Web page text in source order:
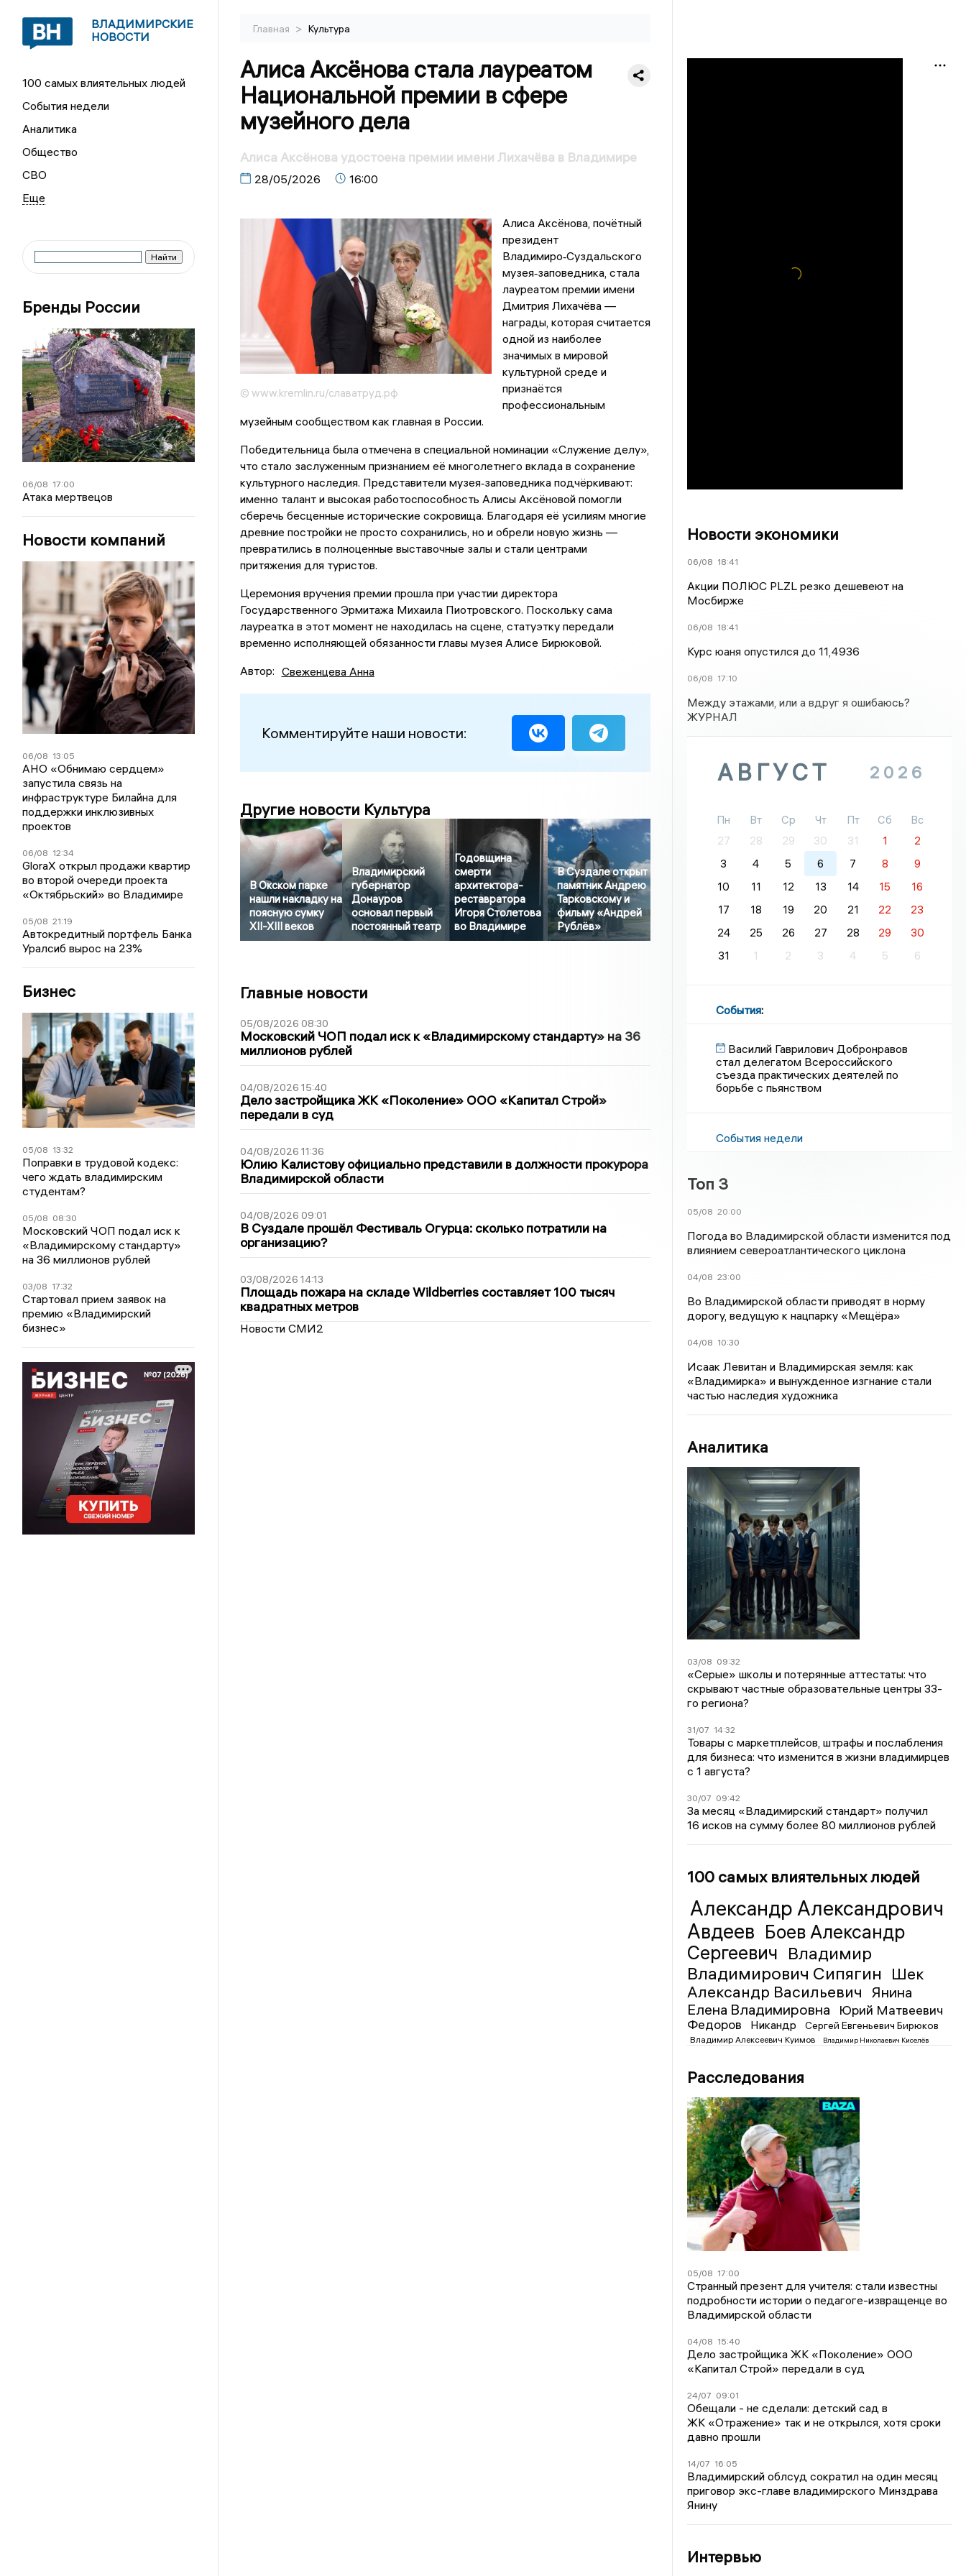
ВЛАДИМИРСКИЕ
НОВОСТИ
100 самых влиятельных людей
События недели
Аналитика
Общество
СВО
Бренды России
06/08 17:00
Атака мертвецов
Новости компаний
06/08 13:05
АНО «Обнимаю сердцем»
запустила связь на
инфраструктуре Билайна для
поддержки инклюзивных
проектов
06/08 12:34
GloraX открыл продажи квартир
во второй очереди проекта
«Октябрьский» во Владимире
05/08 21:19
Автокредитный портфель Банка
Уралсиб вырос на 23%
Бизнес
05/08 13:32
Поправки в трудовой кодекс:
чего ждать владимирским
студентам?
05/08 08:30
Московский ЧОП подал иск к
«Владимирскому стандарту»
на 36 миллионов рублей
03/08 17:32
Стартовал прием заявок на
премию «Владимирский
бизнес»
Главная > Культура
Алиса Аксёнова стала лауреатом
Национальной премии в сфере
музейного дела
Алиса Аксёнова удостоена премии имени Лихачёва в Владимире
28/05/2026 16:00
© www.kremlin.ru/славатруд.рф
Алиса Аксёнова, почётный
президент
Владимиро‑Суздальского
музея‑заповедника, стала
лауреатом премии имени
Дмитрия Лихачёва —
награды, которая считается
одной из наиболее
значимых в мировой
культурной среде и
признаётся
профессиональным
музейным сообществом как главная в России.
Победительница была отмечена в специальной номинации «Служение делу»,
что стало заслуженным признанием её многолетнего вклада в сохранение
культурного наследия. Представители музея‑заповедника подчёркивают:
именно талант и высокая работоспособность Алисы Аксёновой помогли
сберечь бесценные исторические сокровища. Благодаря её усилиям многие
древние постройки не просто сохранились, но и обрели новую жизнь —
превратились в полноценные выставочные залы и стали центрами
притяжения для туристов.
Церемония вручения премии прошла при участии директора
Государственного Эрмитажа Михаила Пиотровского. Поскольку сама
лауреатка в этот момент не находилась на сцене, статуэтку передали
временно исполняющей обязанности главы музея Алисе Бирюковой.
Автор: Свеженцева Анна
Комментируйте наши новости:
Другие новости Культура
В Окском парке
нашли накладку на
поясную сумку
XII-XIII веков
Владимирский
губернатор
Донауров
основал первый
постоянный театр
Годовщина
смерти
архитектора-
реставратора
Игоря Столетова
во Владимире
В Суздале открыт
памятник Андрею
Тарковскому и
фильму «Андрей
Рублёв»
Главные новости
05/08/2026 08:30
Московский ЧОП подал иск к «Владимирскому стандарту» на 36
миллионов рублей
04/08/2026 15:40
Дело застройщика ЖК «Поколение» ООО «Капитал Строй»
передали в суд
04/08/2026 11:36
Юлию Калистову официально представили в должности прокурора
Владимирской области
04/08/2026 09:01
В Суздале прошёл Фестиваль Огурца: сколько потратили на
организацию?
03/08/2026 14:13
Площадь пожара на складе Wildberries составляет 100 тысяч
квадратных метров
Новости СМИ2
Новости экономики
06/08 18:41
Акции ПОЛЮС PLZL резко дешевеют на
Мосбирже
06/08 18:41
Курс юаня опустился до 11,4936
06/08 17:10
Между этажами, или а вдруг я ошибаюсь?
ЖУРНАЛ
АВГУСТ 2026
Пн Вт Ср Чт Пт Сб
Вс
27
28 29 30 31 1
2
3
4 5 6 7 8
9
10
11 12 13 14 15
16
17
18 19 20 21 22
23
24
25 26 27 28 29
30
31
1 2 3 4 5 6
События:
Василий Гаврилович Добронравов
стал делегатом Всероссийского
съезда практических деятелей по
борьбе с пьянством
События недели
Топ 3
05/08 20:00
Погода во Владимирской области изменится под
влиянием североатлантического циклона
04/08 23:00
Во Владимирской области приводят в норму
дорогу, ведущую к нацпарку «Мещёра»
04/08 10:30
Исаак Левитан и Владимирская земля: как
«Владимирка» и вынужденное изгнание стали
частью наследия художника
Аналитика
03/08 09:32
«Серые» школы и потерянные аттестаты: что
скрывают частные образовательные центры 33-
го региона?
31/07 14:32
Товары с маркетплейсов, штрафы и послабления
для бизнеса: что изменится в жизни владимирцев
с 1 августа?
30/07 09:42
За месяц «Владимирский стандарт» получил
16 исков на сумму более 80 миллионов рублей
100 самых влиятельных людей
Александр Александрович
Авдеев Боев Александр
Сергеевич Владимир
Владимирович Сипягин Шек
Александр Васильевич
Янина
Елена Владимировна
Юрий Матвеевич
Федоров
Никандр Сергей Евгеньевич Бирюков
Владимир Алексеевич Куимов Владимир Николаевич Киселёв
Расследования
05/08 17:00
Странный презент для учителя: стали известны
подробности истории о педагоге-извращенце во
Владимирской области
04/08 15:40
Дело застройщика ЖК «Поколение» ООО
«Капитал Строй» передали в суд
24/07 09:01
Обещали - не сделали: детский сад в
ЖК «Отражение» так и не открылся, хотя сроки
давно прошли
14/07 16:05
Владимирский облсуд сократил на один месяц
приговор экс-главе владимирского Минздрава
Янину
Интервью